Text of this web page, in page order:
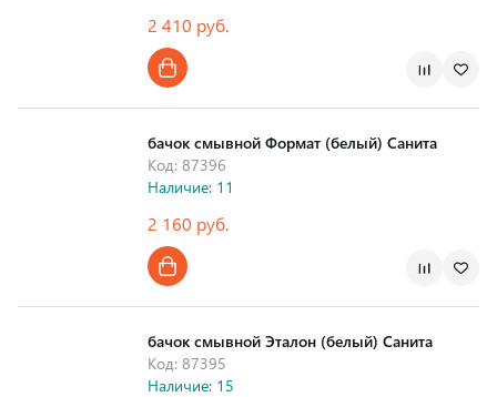
2 410 руб.
бачок смывной Формат (белый) Санита
Код: 87396
Наличие: 11
2 160 руб.
бачок смывной Эталон (белый) Санита
Код: 87395
Наличие: 15